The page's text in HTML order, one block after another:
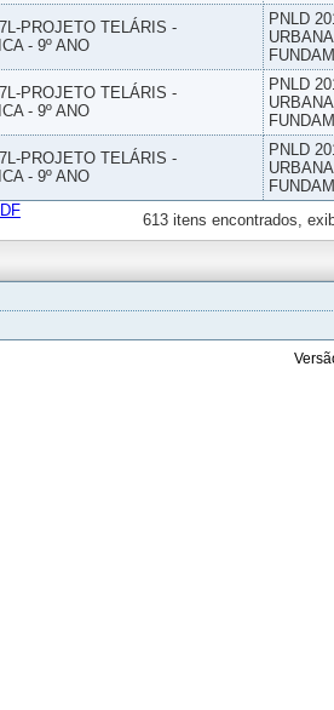
PROJETO TELÁRIS -
- 9º ANO
PNLD
PROJETO TELÁRIS -
- 9º ANO
PNLD
PROJETO TELÁRIS -
- 9º ANO
PNLD
613 itens encontrados,